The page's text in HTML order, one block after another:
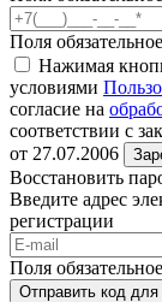
Поля
Нажимая
условиями
согласие на
соответствии с
от 27.07.2006
Восстановить
Введите адрес
регистрации
Поля
Отправить код для